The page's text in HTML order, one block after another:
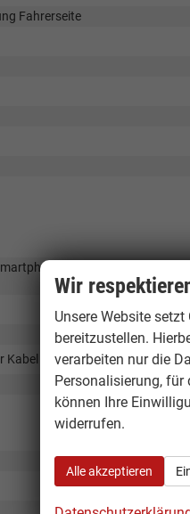
Fahrerseite
Integration (kabellos
/ Navigationssystem-
Wir
Unsere Website
bereitzustellen.
verarbeiten nur die
Personalisierung, für
können Ihre
widerrufen.
Alle akzeptieren